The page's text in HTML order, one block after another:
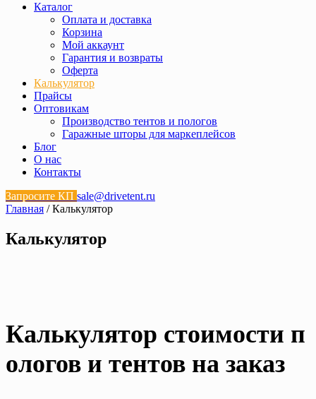
Каталог
Оплата и доставка
Корзина
Мой аккаунт
Гарантия и возвраты
Оферта
Калькулятор
Прайсы
Оптовикам
Производство тентов и пологов
Гаражные шторы для маркеплейсов
Блог
О нас
Контакты
Запросите КП sale@drivetent.ru
Главная / Калькулятор
Калькулятор
Калькулятор стоимости п
ологов и тентов на заказ